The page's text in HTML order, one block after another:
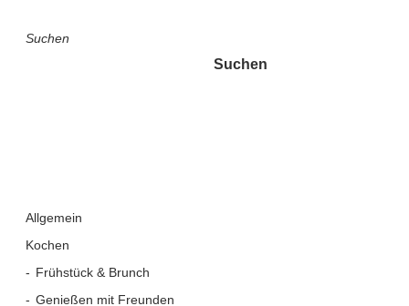
Suchen
Suchen
Allgemein
Kochen
Frühstück & Brunch
Genießen mit Freunden